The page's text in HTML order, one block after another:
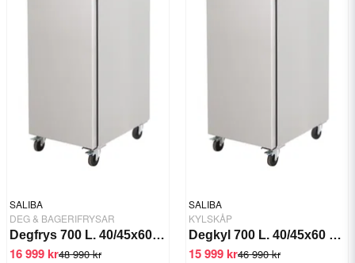
SALIBA
DEG & BAGERIFRYSAR
Degfrys 700 L. 40/45x60 cm, -18/-22 °C
48 990 kr
16 999 kr
SALIBA
KYLSKÅP
Degkyl 700 L. 40/45x60 cm, +2/+8°C
46 990 kr
15 999 kr